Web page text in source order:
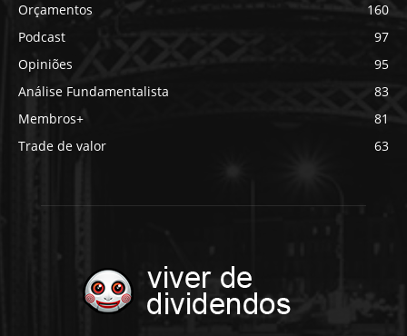
Orçamentos
160
Podcast
97
Opiniões
95
Análise Fundamentalista
83
Membros+
81
Trade de valor
63